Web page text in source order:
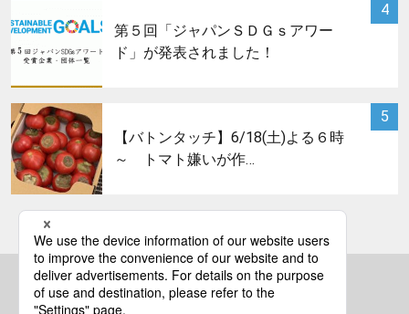
4
サムネイル
第５回「ジャパンＳＤＧｓアワー
ド」が発表されました！
5
【バトンタッチ】6/18(土)よる６時
～ トマト嫌いが作…
bs asahi